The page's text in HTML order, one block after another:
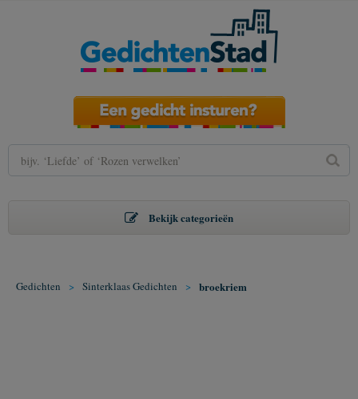
Bekijk categorieën
Gedichten > Sinterklaas Gedichten > broekriem